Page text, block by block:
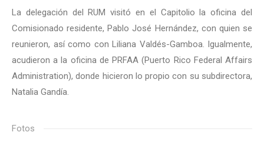
La delegación del RUM visitó en el Capitolio la oficina del
Comisionado residente, Pablo José Hernández, con quien se
reunieron, así como con Liliana Valdés-Gamboa. Igualmente,
acudieron a la oficina de PRFAA (Puerto Rico Federal Affairs
Administration), donde hicieron lo propio con su subdirectora,
Natalia Gandía.
Fotos